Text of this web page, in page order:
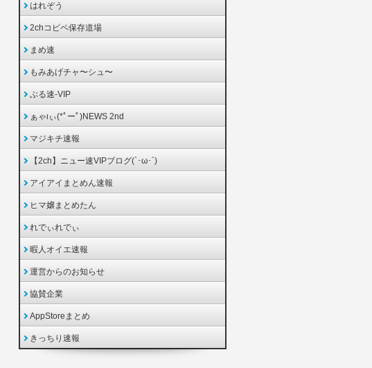
はれぞう
2chコピペ保存道場
まめ速
もみあげチャ〜シュ〜
ぶる速-VIP
ぁゃιぃ(*ﾟーﾟ)NEWS 2nd
マジキチ速報
【2ch】ニュー速VIPブログ(`･ω･´)
アイアイまとめん速報
ヒマ嬢まとめたん
れでぃれでぃ
暇人オイエ速報
運営からのお知らせ
協賛企業
AppStoreまとめ
きっちり速報